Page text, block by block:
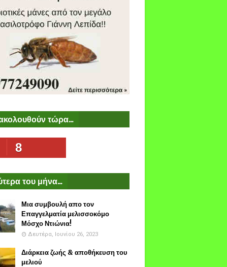
τώρα...
8
του μήνα...
Μια συμβουλή απο τον
Επαγγελματία μελισσοκόμο
Μόσχο Ντιώνια!
Δευτέρα, Ιουνίου 26, 2023
Διάρκεια ζωής & αποθήκευση του
μελιού